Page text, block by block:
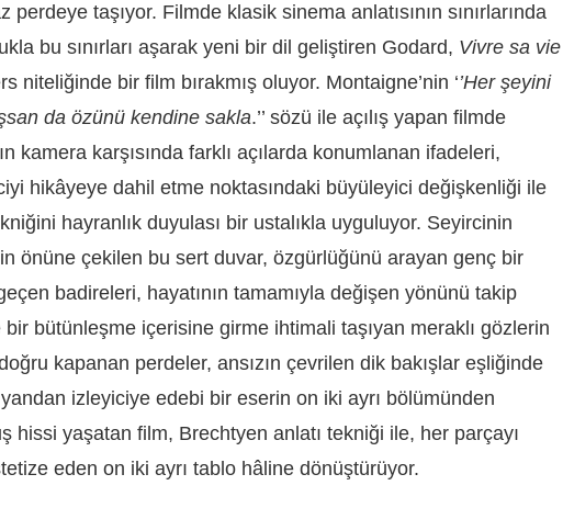
perdeye taşıyor. Filmde klasik sinema anlatısının sınırlarında
bu sınırları aşarak yeni bir dil geliştiren Godard, Vivre sa vie
niteliğinde bir film bırakmış oluyor. Montaigne’nin ‘’Her şeyini
da özünü kendine sakla.’’ sözü ile açılış yapan filmde
kamera karşısında farklı açılarda konumlanan ifadeleri,
hikâyeye dahil etme noktasındaki büyüleyici değişkenliği ile
hayranlık duyulası bir ustalıkla uyguluyor. Seyircinin
önüne çekilen bu sert duvar, özgürlüğünü arayan genç bir
badireleri, hayatının tamamıyla değişen yönünü takip
bütünleşme içerisine girme ihtimali taşıyan meraklı gözlerin
kapanan perdeler, ansızın çevrilen dik bakışlar eşliğinde
izleyiciye edebi bir eserin on iki ayrı bölümünden
hissi yaşatan film, Brechtyen anlatı tekniği ile, her parçayı
eden on iki ayrı tablo hâline dönüştürüyor.